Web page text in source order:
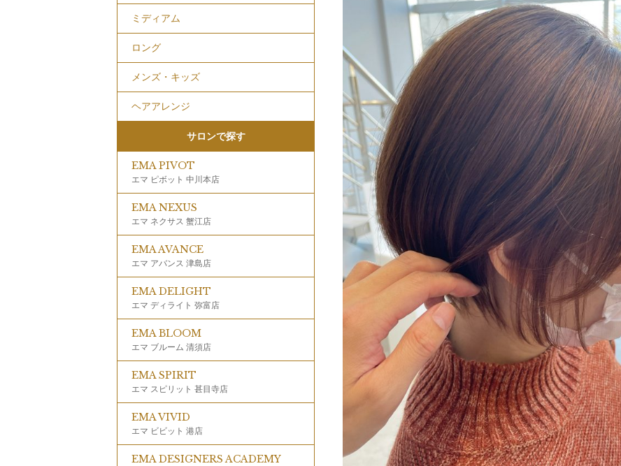
ミディアム
ロング
メンズ・キッズ
ヘアアレンジ
サロンで探す
EMA PIVOT
エマ ピボット 中川本店
EMA NEXUS
エマ ネクサス 蟹江店
EMA AVANCE
エマ アバンス 津島店
EMA DELIGHT
エマ ディライト 弥富店
EMA BLOOM
エマ ブルーム 清須店
EMA SPIRIT
エマ スピリット 甚目寺店
EMA VIVID
エマ ビビット 港店
EMA DESIGNERS ACADEMY